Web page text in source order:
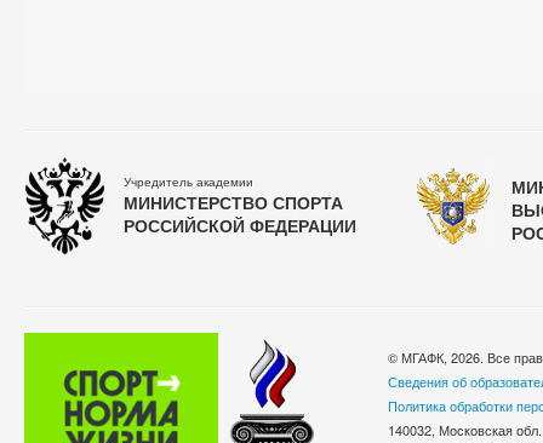
Учредитель академии
МИНИСТЕРСТВО СПОРТА
РОССИЙСКОЙ ФЕДЕРАЦИИ
© МГАФК, 2026. Все
Сведения об
Политика обработки
140032, Московская